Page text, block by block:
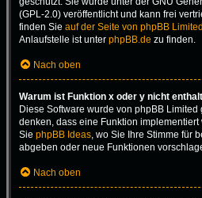
(GPL-2.0) veröffentlicht und kann frei
finden Sie auf der Seite von phpBB Limited
Anlaufstelle ist unter phpBB.de zu finden.
Nach oben
Warum ist Funktion x oder y nicht
Diese Software wurde von phpBB
denken, dass eine Funktion
Sie phpBB Ideas, wo Sie Ihre Stimme für
abgeben oder neue Funktionen
Nach oben